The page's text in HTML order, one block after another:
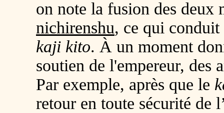
on note la fusion des deux
nichirenshu, ce qui conduit
kaji kito. À un moment
soutien de l'empereur, des
Par exemple, après que le
retour en toute sécurité de